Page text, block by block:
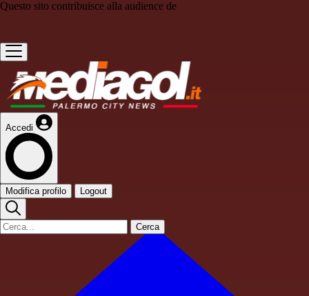
Questo sito contribuisce alla audience de
Accedi
Modifica profilo Logout
Cerca